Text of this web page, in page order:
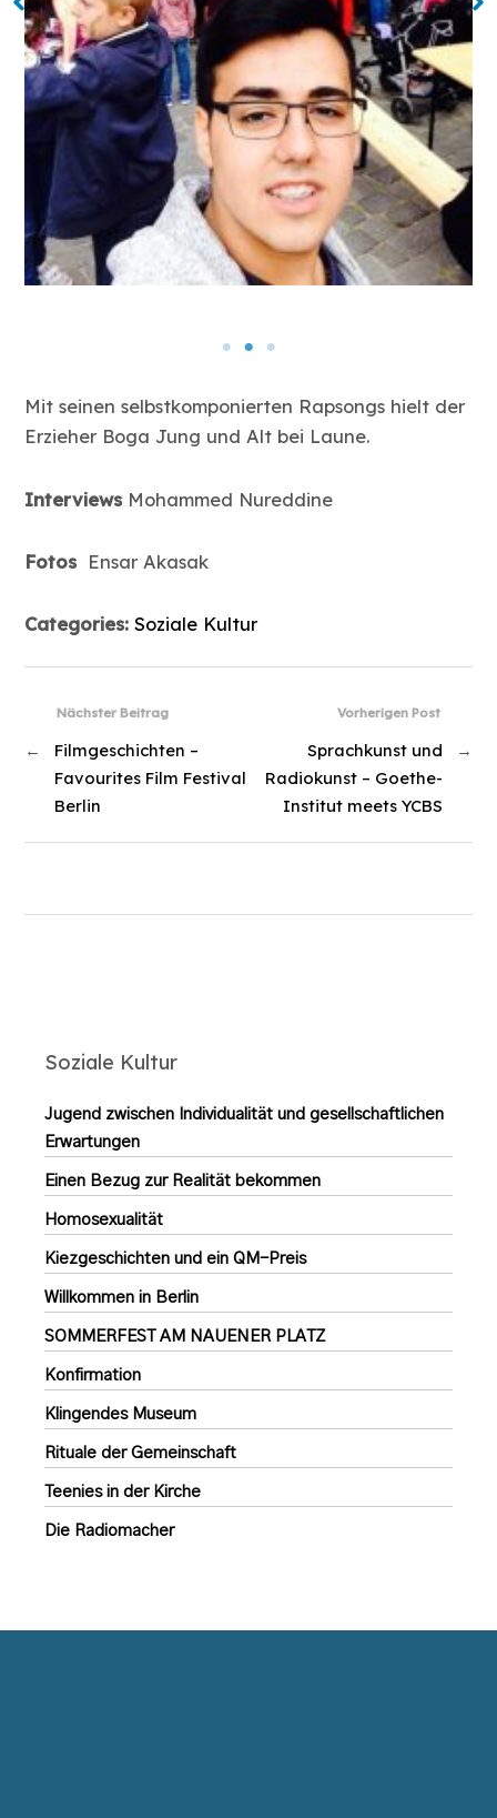
Mit seinen selbstkomponierten Rapsongs hielt der
Erzieher Boga Jung und Alt bei Laune.
Interviews Mohammed Nureddine
Fotos Ensar Akasak
Categories:Soziale Kultur
Vorherigen Post
Sprachkunst und
Radiokunst – Goethe-
Institut meets YCBS
→
Nächster Beitrag
←
Filmgeschichten –
Favourites Film Festival
Berlin
Soziale Kultur
Jugend zwischen Individualität und gesellschaftlichen
Erwartungen
Einen Bezug zur Realität bekommen
Homosexualität
Kiezgeschichten und ein QM-Preis
Willkommen in Berlin
SOMMERFEST AM NAUENER PLATZ
Konfirmation
Klingendes Museum
Rituale der Gemeinschaft
Teenies in der Kirche
Die Radiomacher